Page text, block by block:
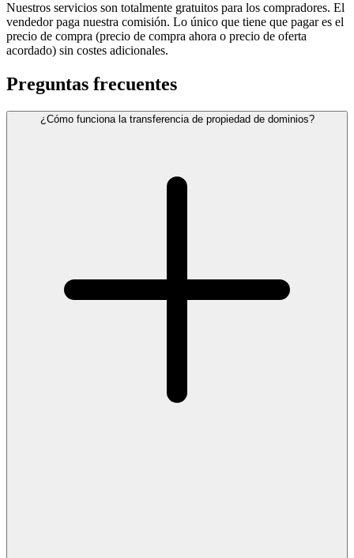
Nuestros servicios son totalmente gratuitos para los compradores. El
vendedor paga nuestra comisión. Lo único que tiene que pagar es el
precio de compra (precio de compra ahora o precio de oferta
acordado) sin costes adicionales.
Preguntas frecuentes
¿Cómo funciona la transferencia de propiedad de dominios?